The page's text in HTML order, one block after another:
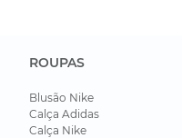
ROUPAS
Blusão Nike
Calça Adidas
Calça Nike